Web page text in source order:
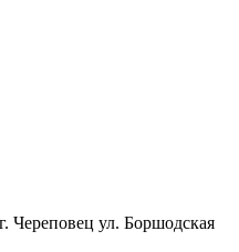
Череповец ул. Боршодская